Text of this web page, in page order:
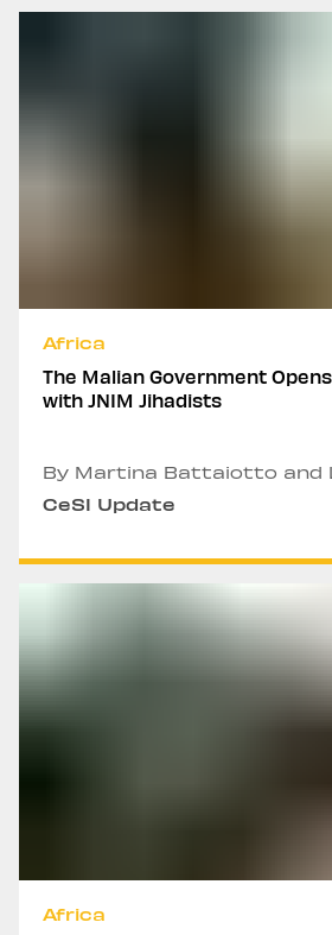
Africa
The Malian Government
with JNIM Jihadists
By Martina Battaiotto and
CeSI Update
Africa